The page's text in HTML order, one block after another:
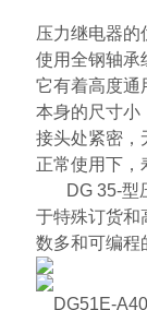
压力继电器的
使用全钢轴承
它有着高度通
本身的尺寸小
接头处紧密，
正常使用下，
DG 35-型压
于特殊订货和
数多和可编程
DG51E-